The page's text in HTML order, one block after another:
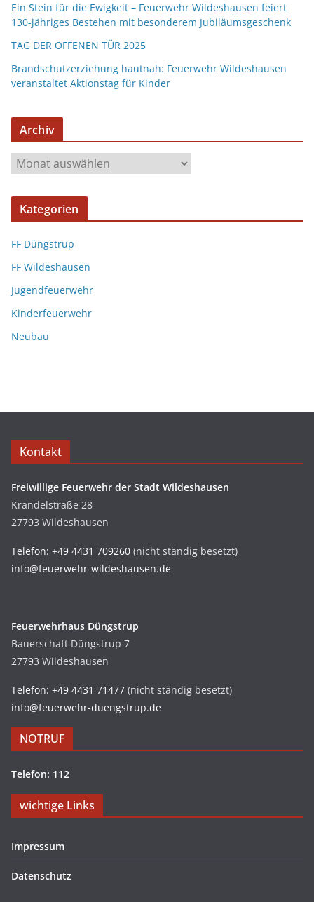
Ein Stein für die Ewigkeit – Feuerwehr Wildeshausen feiert
130-jähriges Bestehen mit besonderem Jubiläumsgeschenk
TAG DER OFFENEN TÜR 2025
Brandschutzerziehung hautnah: Feuerwehr Wildeshausen
veranstaltet Aktionstag für Kinder
Archiv
Kategorien
FF Düngstrup
FF Wildeshausen
Jugendfeuerwehr
Kinderfeuerwehr
Neubau
Kontakt
Freiwillige Feuerwehr der Stadt Wildeshausen
Krandelstraße 28
27793 Wildeshausen
Telefon: +49 4431 709260 (nicht ständig besetzt)
info@feuerwehr-wildeshausen.de
Feuerwehrhaus Düngstrup
Bauerschaft Düngstrup 7
27793 Wildeshausen
Telefon: +49 4431 71477 (nicht ständig besetzt)
info@feuerwehr-duengstrup.de
NOTRUF
Telefon: 112
wichtige Links
Impressum
Datenschutz